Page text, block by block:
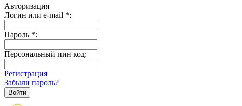
Авторизация
Логин или e-mail *:
Пароль *:
Персональный пин код:
Регистрация
Забыли пароль?